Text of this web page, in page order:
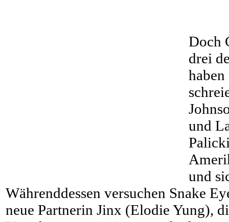
Doch
drei
haben
und
und
Währenddessen versuchen Snake
neue Partnerin Jinx (Elodie Yung),